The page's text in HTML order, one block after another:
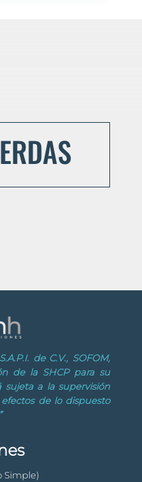
de C.V., SOFOM,
de la SHCP para su
sujeta a la supervisión
de lo dispuesto
Simple)